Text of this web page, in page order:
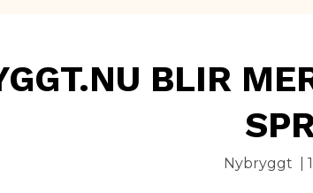
BLIR
Nybryggt